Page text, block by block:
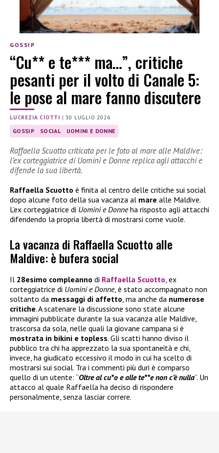
GOSSIP
“Cu** e te*** ma…”, critiche
pesanti per il volto di Canale 5:
le pose al mare fanno discutere
LUCREZIA CIOTTI |30 LUGLIO 2026
GOSSIP SOCIAL UOMINI E DONNE
Raffaella Scuotto criticata per le foto al mare alle Maldive:
l’ex corteggiatrice di Uomini e Donne replica agli attacchi e
difende la sua libertà.
Raffaella Scuotto è finita al centro delle critiche sui social
dopo alcune foto della sua vacanza al mare alle Maldive.
L’ex corteggiatrice di Uomini e Donneha risposto agli attacchi
difendendo la propria libertà di mostrarsi come vuole.
La vacanza di Raffaella Scuotto alle
Maldive: è bufera social
Il 28esimo compleanno di Raffaella Scuotto , ex
corteggiatrice di Uomini e Donne, è stato accompagnato non
soltanto da messaggi di affetto , ma anche da numerose
critiche. A scatenare la discussione sono state alcune
immagini pubblicate durante la sua vacanza alle Maldive,
trascorsa da sola, nelle quali la giovane campana si è
mostrata in bikini e topless. Gli scatti hanno diviso il
pubblico tra chi ha apprezzato la sua spontaneità e chi,
invece, ha giudicato eccessivo il modo in cui ha scelto di
mostrarsi sui social. Tra i commenti più duri è comparso
quello di un utente: “Oltre al cu*o e alle te**e non c’è nulla”. Un
attacco al quale Raffaella ha deciso di rispondere
personalmente, senza lasciar correre.